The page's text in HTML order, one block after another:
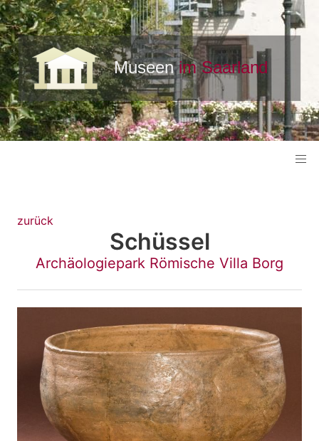
zurück
Schüssel
Archäologiepark Römische Villa Borg